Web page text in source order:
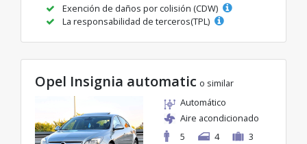
Exención de daños por colisión (CDW)
La responsabilidad de terceros(TPL)
Opel Insignia automatic o similar
Automático
Aire acondicionado
5
4 3